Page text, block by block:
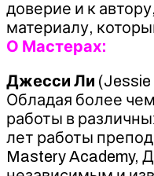
доверие и к
материалу,
О Мастерах:
Джесси Ли (Jessie
Обладая более
работы в
лет работы
Mastery Academy,